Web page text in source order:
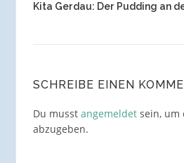
Kita Gerdau: Der Pudding an
SCHREIBE EINEN
Du musst angemeldetsein, um
abzugeben.